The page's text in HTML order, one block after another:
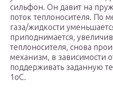
сильфон. Он давит на
поток теплоносителя. По
газа/жидкости
приподнимается,
теплоносителя, снова
механизм, в зависимости
поддерживать заданную
1oC.